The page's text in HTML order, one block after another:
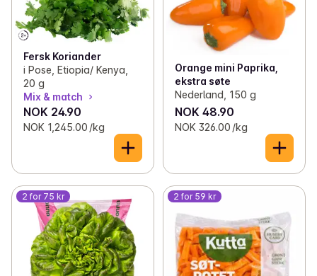
Fersk Koriander
i Pose, Etiopia/ Kenya,
20 g
Mix & match
NOK 24.90
NOK 1,245.00 /kg
Orange mini Paprika,
ekstra søte
Nederland, 150 g
NOK 48.90
NOK 326.00 /kg
2 for 75 kr 2 for 59 kr